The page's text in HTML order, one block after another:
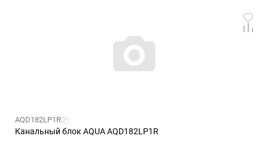
AQD182LP1R
Канальный блок AQUA AQD182LP1R